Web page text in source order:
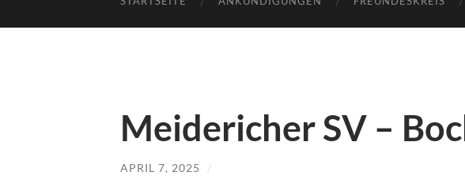
Meidericher SV –
APRIL 7, 2025 /